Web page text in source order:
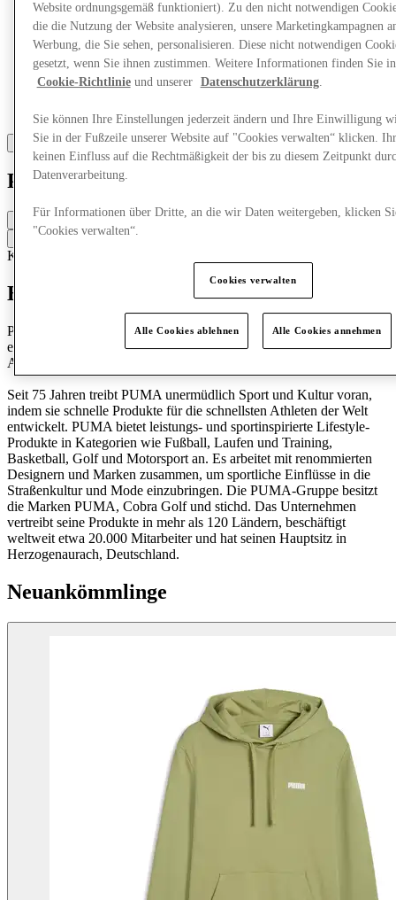
Puma
Geschlossen
Kontaktiere den Store
Kleidung
Entdecken Sie PUMA
PUMA ist eine der weltweit führenden Sportmarken und entwirft,
entwickelt, verkauft und vermarktet Schuhe, Bekleidung und
Accessoires.
Seit 75 Jahren treibt PUMA unermüdlich Sport und Kultur voran,
indem sie schnelle Produkte für die schnellsten Athleten der Welt
entwickelt. PUMA bietet leistungs- und sportinspirierte Lifestyle-
Produkte in Kategorien wie Fußball, Laufen und Training,
Basketball, Golf und Motorsport an. Es arbeitet mit renommierten
Designern und Marken zusammen, um sportliche Einflüsse in die
Straßenkultur und Mode einzubringen. Die PUMA-Gruppe besitzt
die Marken PUMA, Cobra Golf und stichd. Das Unternehmen
vertreibt seine Produkte in mehr als 120 Ländern, beschäftigt
weltweit etwa 20.000 Mitarbeiter und hat seinen Hauptsitz in
Herzogenaurach, Deutschland.
Neuankömmlinge
Website ordnungsgemäß funktioniert). Zu den nicht notwendigen
die die Nutzung der Website analysieren, unsere Marketingkampagnen
Werbung, die Sie sehen, personalisieren. Diese nicht notwendigen
gesetzt, wenn Sie ihnen zustimmen. Weitere Informationen finden Sie
Cookie-Richtlinieund unserer Datenschutzerklärung.
Sie können Ihre Einstellungen jederzeit ändern und Ihre Einwilligung
Sie in der Fußzeile unserer Website auf "Cookies verwalten“ klicken.
keinen Einfluss auf die Rechtmäßigkeit der bis zu diesem Zeitpunkt
Datenverarbeitung.
Für Informationen über Dritte, an die wir Daten weitergeben, klicken
"Cookies verwalten“.
Cookies verwalten
Alle Cookies ablehnen Alle Cookies annehmen